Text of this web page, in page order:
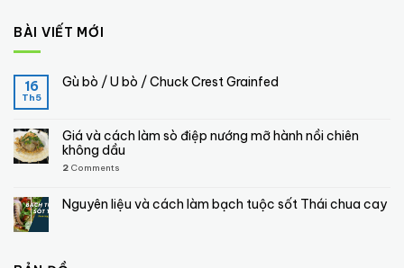
BÀI VIẾT MỚI
16
Th5
Gù bò / U bò / Chuck Crest Grainfed
Giá và cách làm sò điệp nướng mỡ hành nồi chiên
không dầu
2 Comments
Nguyên liệu và cách làm bạch tuộc sốt Thái chua cay